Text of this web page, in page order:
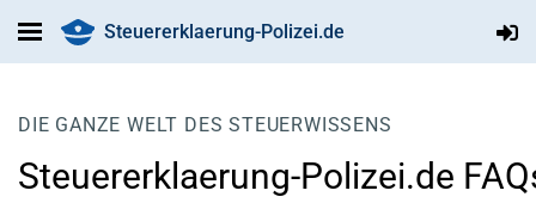
Steuererklaerung-Polizei.de
DIE GANZE WELT DES STEUERWISSENS
Steuererklaerung-Polizei.de